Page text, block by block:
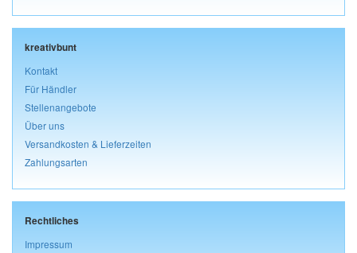
kreativbunt
Kontakt
Für Händler
Stellenangebote
Über uns
Versandkosten & Lieferzeiten
Zahlungsarten
Rechtliches
Impressum